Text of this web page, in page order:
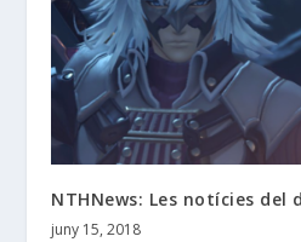
NTHNews: Les notícies del
juny 15, 2018